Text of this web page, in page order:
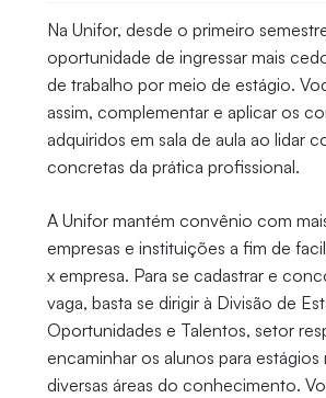
Na Unifor, desde o primeiro
oportunidade de ingressar mais
de trabalho por meio de estágio.
assim, complementar e aplicar os
adquiridos em sala de aula ao lidar
concretas da prática profissional.
A Unifor mantém convênio com
empresas e instituições a fim de
x empresa. Para se cadastrar e
vaga, basta se dirigir à Divisão de
Oportunidades e Talentos, setor
encaminhar os alunos para estágios
diversas áreas do conhecimento.